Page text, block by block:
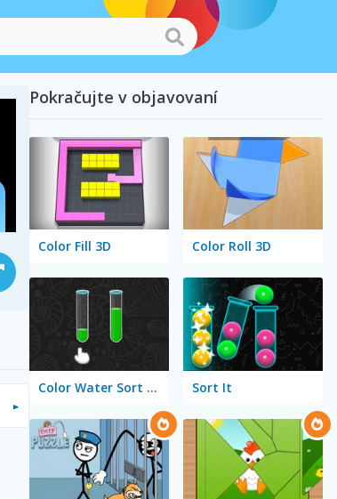
Pokračujte v objavovaní
Color Fill 3D Color Roll 3D
Color Water Sort 3D Sort It